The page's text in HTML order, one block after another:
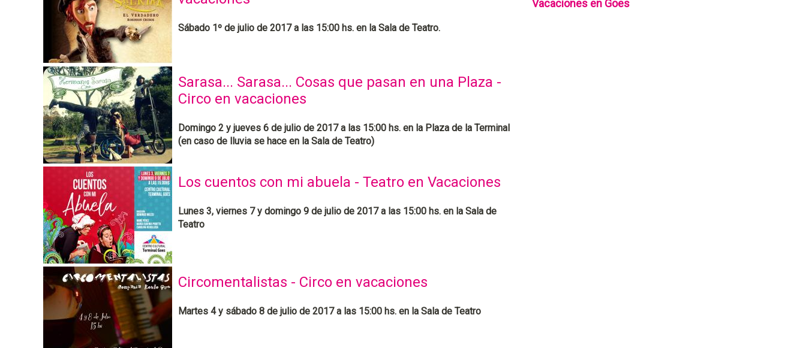
Sábado 1º de julio de 2017 a las 15:00 hs. en la Sala de Teatro.
Sarasa... Sarasa... Cosas que pasan en una Plaza -
Circo en vacaciones
Domingo 2 y jueves 6 de julio de 2017 a las 15:00 hs. en la Plaza de la Terminal
(en caso de lluvia se hace en la Sala de Teatro)
Los cuentos con mi abuela - Teatro en Vacaciones
Lunes 3, viernes 7 y domingo 9 de julio de 2017 a las 15:00 hs. en la Sala de
Teatro
Circomentalistas - Circo en vacaciones
Martes 4 y sábado 8 de julio de 2017 a las 15:00 hs. en la Sala de Teatro
Vacaciones en Goes